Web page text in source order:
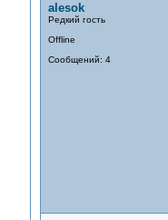
alesok
Редкий гость
Offline
Сообщений: 4